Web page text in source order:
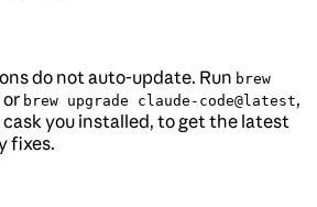
do not auto-update. Run brew
or brew upgrade claude-code@latest,
you installed, to get the latest
fixes.